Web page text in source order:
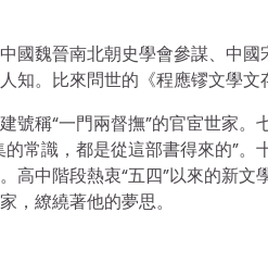
國魏晉南北朝史學會參謀、中
知。比來問世的《程應镠文學文
號稱“一門兩督撫”的官宦世家
常識，都是從這部書得來的”
高中階段熱衷“五四”以來的新
，繚繞著他的夢思。